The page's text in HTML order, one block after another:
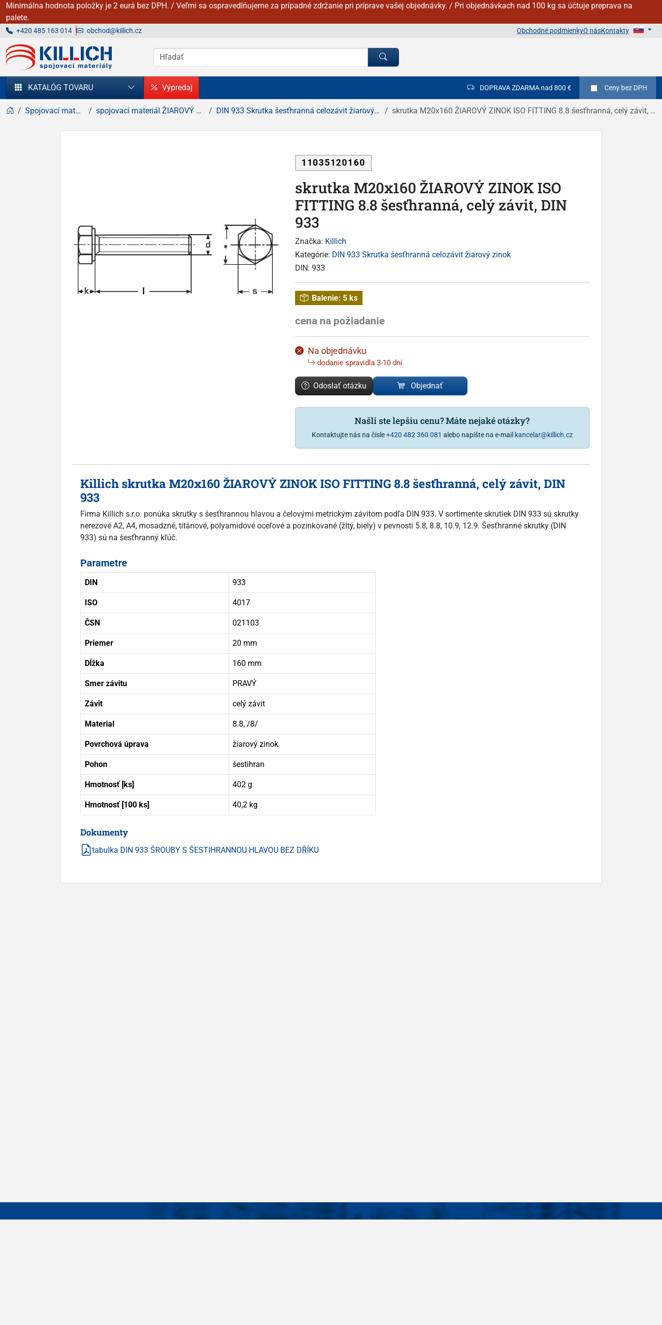
Minimálna hodnota položky je 2 eurá bez DPH. / Veľmi sa ospravedlňujeme za prípadné zdržanie pri príprave vašej objednávky. / Pri objednávkach nad 100 kg sa účtuje preprava na
palete.
+420 485 163 014 obchod@killich.cz Obchodné podmienkyO násKontakty
KILLICH - Spojovacie materiály
KATALÓG TOVARU Výpredaj DOPRAVA ZDARMA nad 800 € Ceny bez DPH
Spojovací materiál spojovací materiál ŽIAROVÝ zinok DIN 933 Skrutka šesťhranná celozávit žiarový zinok skrutka M20x160 ŽIAROVÝ ZINOK ISO FITTING 8.8 šesťhranná, celý závit, DIN 933
11035120160
skrutka M20x160 ŽIAROVÝ ZINOK ISO
FITTING 8.8 šesťhranná, celý závit, DIN
933
Značka: Killich
Kategórie: DIN 933 Skrutka šesťhranná celozávit žiarový zinok
DIN: 933
Balenie: 5 ks
cena na požiadanie
Na objednávku
dodanie spravidla 3-10 dní
Odoslať otázku Objednať
Našli ste lepšiu cenu? Máte nejaké otázky?
Kontaktujte nás na čísle+420 482 360 081 alebo napíšte na e-mail kancelar@killich.cz
Killich skrutka M20x160 ŽIAROVÝ ZINOK ISO FITTING 8.8 šesťhranná, celý závit, DIN
933
Firma Killich s.r.o. ponúka skrutky s šesťhrannou hlavou a čelovými metrickým závitom podľa DIN 933. V sortimente skrutiek DIN 933 sú skrutky
nerezové A2, A4, mosadzné, titánové, polyamidové oceľové a pozinkované (žltý, biely) v pevnosti 5.8, 8.8, 10.9, 12.9. Šesťhranné skrutky (DIN
933) sú na šesťhranný kľúč.
Parametre
DIN 933
ISO 4017
ČSN 021103
Priemer 20 mm
Dĺžka 160 mm
Smer závitu PRAVÝ
Závit celý závit
Material 8.8, /8/
Povrchová úprava žiarový zinok
Pohon šestihran
Hmotnosť [ks] 402 g
Hmotnosť [100 ks] 40,2 kg
Dokumenty
tabulka DIN 933 ŠROUBY S ŠESTIHRANNOU HLAVOU BEZ DŘÍKU